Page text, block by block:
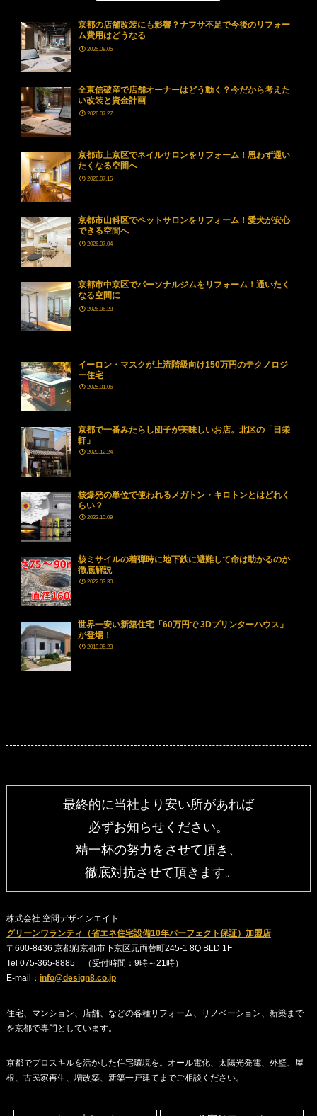
京都の店舗改装にも影響？ナフサ不足で今後のリフォー
ム費用はどうなる
2026.08.05
全東信破産で店舗オーナーはどう動く？今だから考えた
い改装と資金計画
2026.07.27
京都市上京区でネイルサロンをリフォーム！思わず通い
たくなる空間へ
2026.07.15
京都市山科区でペットサロンをリフォーム！愛犬が安心
できる空間へ
2026.07.04
京都市中京区でパーソナルジムをリフォーム！通いたく
なる空間に
2026.06.28
イーロン・マスクが上流階級向け150万円のテクノロジ
ー住宅
2025.01.06
京都で一番みたらし団子が美味しいお店。北区の「日栄
軒」
2020.12.24
核爆発の単位で使われるメガトン・キロトンとはどれく
らい？
2022.10.09
核ミサイルの着弾時に地下鉄に避難して命は助かるのか
徹底解説
2022.03.30
世界一安い新築住宅「60万円で 3Dプリンターハウス」
が登場！
2019.05.23
最終的に当社より安い所があれば
必ずお知らせください。
精一杯の努力をさせて頂き、
徹底対抗させて頂きます｡
株式会社 空間デザインエイト
グリーンワランティ（省エネ住宅設備10年パーフェクト保証）加盟店
〒600-8436 京都府京都市下京区元両替町245-1 8Q BLD 1F
Tel 075-365-8885 （受付時間：9時～21時）
E-mail： info@design8.co.jp
住宅、マンション、店舗、などの各種リフォーム、リノベーション、新築まで
を京都で専門としています。
京都でプロスキルを活かした住宅環境を。オール電化、太陽光発電、外壁、屋
根、古民家再生、増改築、新築一戸建てまでご相談ください。